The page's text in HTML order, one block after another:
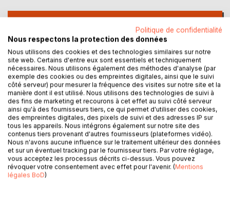
Ajouter à ma liste d'envies
Laisser un avis
DESCRIPTION
Cet ouvrage dévoile le bouleversant témoignage d'un
homme, livré aux côtés de sa dulcinée dans un combat
Politique de confidentialité
Nous respectons la protection des données
Nous utilisons des cookies et des technologies similaires sur notre
site web. Certains d'entre eux sont essentiels et techniquement
nécessaires. Nous utilisons également des méthodes d'analyse (par
exemple des cookies ou des empreintes digitales, ainsi que le suivi
côté serveur) pour mesurer la fréquence des visites sur notre site et la
manière dont il est utilisé. Nous utilisons des technologies de suivi à
des fins de marketing et recourons à cet effet au suivi côté serveur
ainsi qu'à des fournisseurs tiers, ce qui permet d'utiliser des cookies,
des empreintes digitales, des pixels de suivi et des adresses IP sur
tous les appareils. Nous intégrons également sur notre site des
contenus tiers provenant d'autres fournisseurs (plateformes vidéo).
Nous n'avons aucune influence sur le traitement ultérieur des données
et sur un éventuel tracking par le fournisseur tiers. Par votre réglage,
vous acceptez les processus décrits ci-dessus. Vous pouvez
révoquer votre consentement avec effet pour l'avenir. (Mentions
légales BoD)